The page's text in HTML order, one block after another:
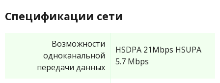
Спецификации сети
Возможности
одноканальной
передачи данных
HSDPA 21Mbps HSUPA
5.7 Mbps